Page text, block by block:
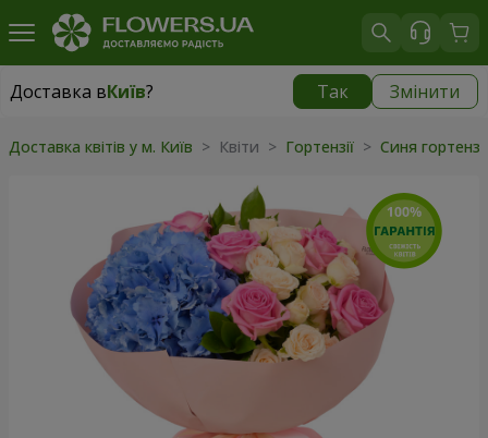
Доставка вКиїв? Так Змінити
Доставка вКиїв
Доставка квітів у м. Київ > Квіти > Гортензії > Синя